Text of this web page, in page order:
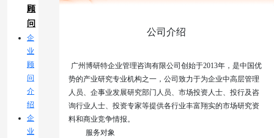
顾
问
企
业
顾
问
介
绍
企
业
公司介绍
广州博研特企业管理咨询有限公司创始于2013年，是中国优
势的产业研究专业机构之一，公司致力于为企业中高层管理
人员、企事业发展研究部门人员、市场投资人士、投行及咨
询行业人士、投资专家等提供各行业丰富翔实的市场研究资
料和商业竞争情报。
服务对象